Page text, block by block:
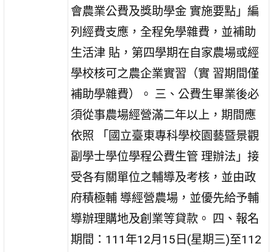
會農業公費及獎助學金 實施要點」編
列經費支應，全程免學雜費，並補助
生活津 貼，第四學期在自家農場或經
學校核可之農企業實習（實 習期間僅
補助學雜費）。 三、公費生畢業後必
須從事農場經營滿二年以上，期間應
依照 「國立臺東專科學校園藝暨景觀
副學士學位學程公費生管 理辦法」接
受各有關單位之輔導及考核，並由政
府積極輔 導經營農場，並優先給予輔
導辦理購地及創業等貸款。 四、報名
期間：111年12月15日(星期三)至112